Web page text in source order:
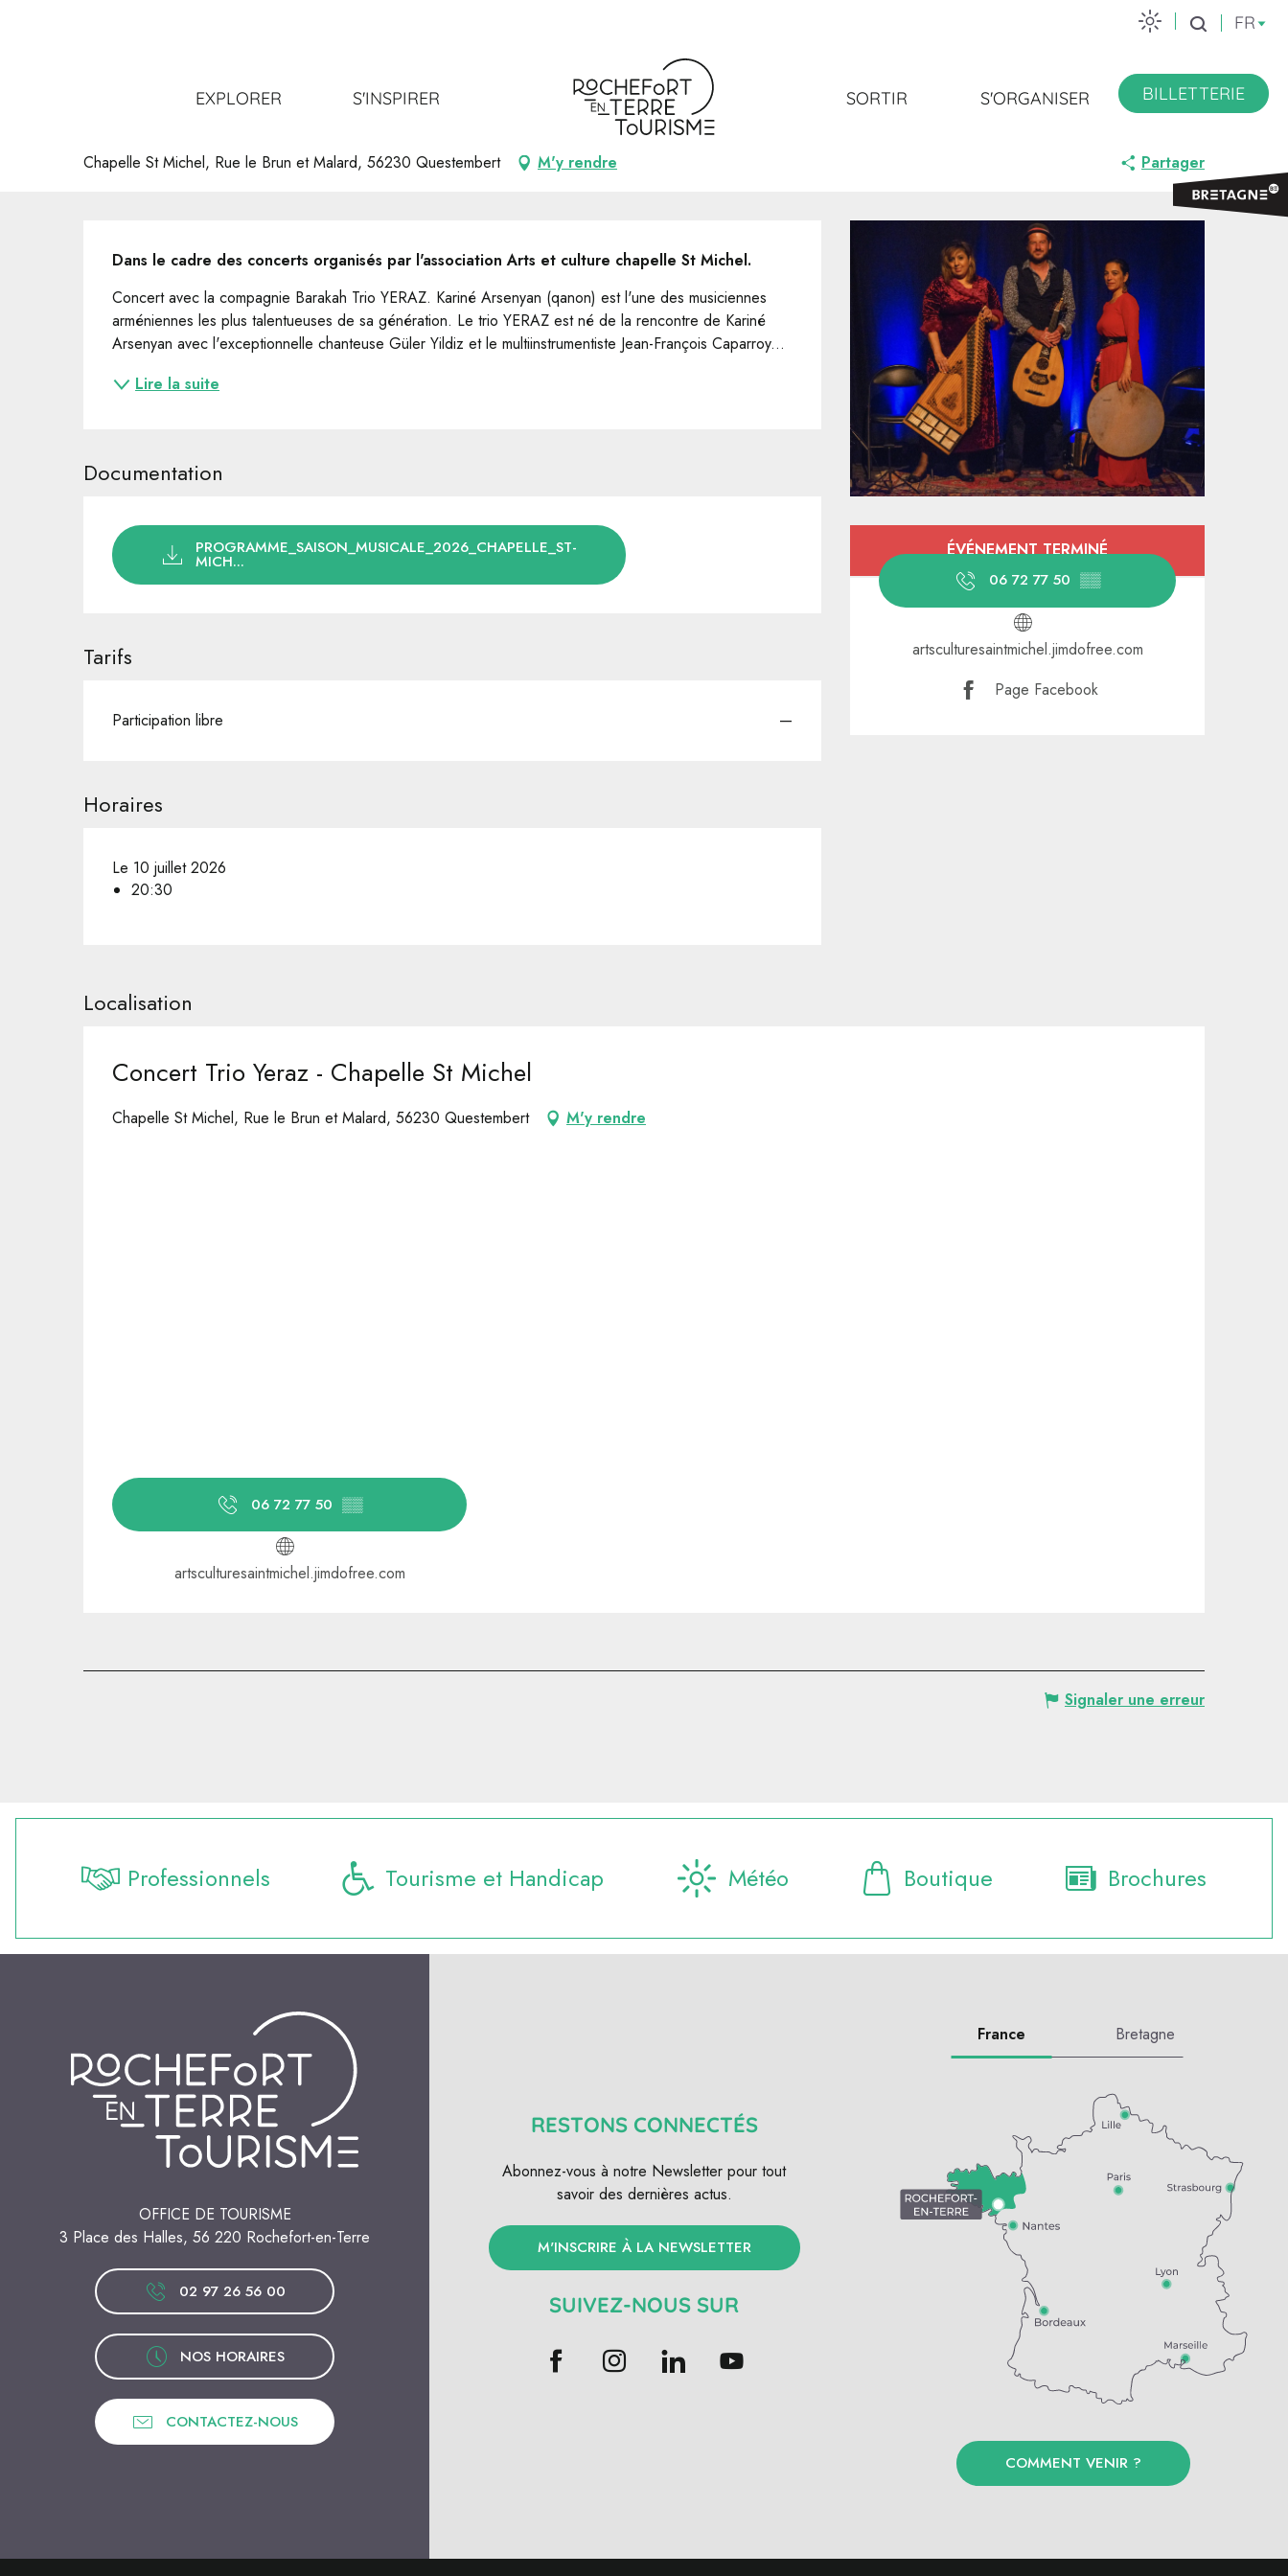
FR
BILLETTERIE
EXPLORER S'INSPIRER SORTIR S'ORGANISER
Concert Trio Yeraz - Chapelle St Michel
Chapelle St Michel, Rue le Brun et Malard, 56230 Questembert M'y rendre Partager
Ouverture et coordonnées
ÉVÉNEMENT TERMINÉ
06 72 77 50 ▒▒
artsculturesaintmichel.jimdofree.com
Page Facebook
Description
Dans le cadre des concerts organisés par l'association Arts et culture chapelle St Michel.
Concert avec la compagnie Barakah Trio YERAZ. Kariné Arsenyan (qanon) est l'une des musiciennes
arméniennes les plus talentueuses de sa génération. Le trio YERAZ est né de la rencontre de Kariné
Arsenyan avec l'exceptionnelle chanteuse Güler Yildiz et le multiinstrumentiste Jean-François Caparroy...
Lire la suite
Documentation
PROGRAMME_SAISON_MUSICALE_2026_CHAPELLE_ST-
MICH...
Tarifs
Participation libre —
Horaires
Le 10 juillet 2026
20:30
Localisation
Concert Trio Yeraz - Chapelle St Michel
Chapelle St Michel, Rue le Brun et Malard, 56230 Questembert M'y rendre
06 72 77 50 ▒▒
artsculturesaintmichel.jimdofree.com
Signaler une erreur
Professionnels Tourisme et Handicap Météo Boutique Brochures
OFFICE DE TOURISME
3 Place des Halles, 56 220 Rochefort-en-Terre
02 97 26 56 00
NOS HORAIRES
CONTACTEZ-NOUS
RESTONS CONNECTÉS
Abonnez-vous à notre Newsletter pour tout
savoir des dernières actus.
M'INSCRIRE À LA NEWSLETTER
SUIVEZ-NOUS SUR
France Bretagne
COMMENT VENIR ?